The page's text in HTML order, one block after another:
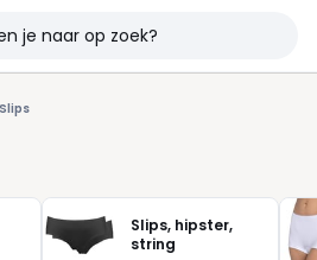
Slips
Slips, hipster,
string